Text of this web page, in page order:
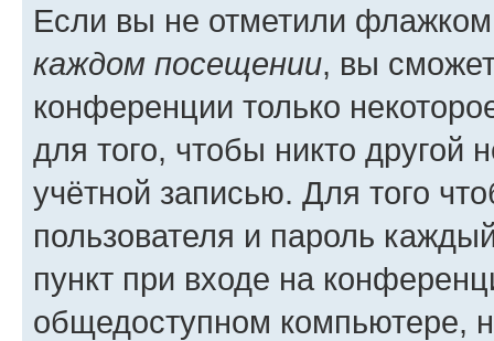
Если вы не отметили
каждом посещении, вы
конференции только
для того, чтобы никто другой
учётной записью. Для того
пользователя и пароль
пункт при входе на
общедоступном компьютере,